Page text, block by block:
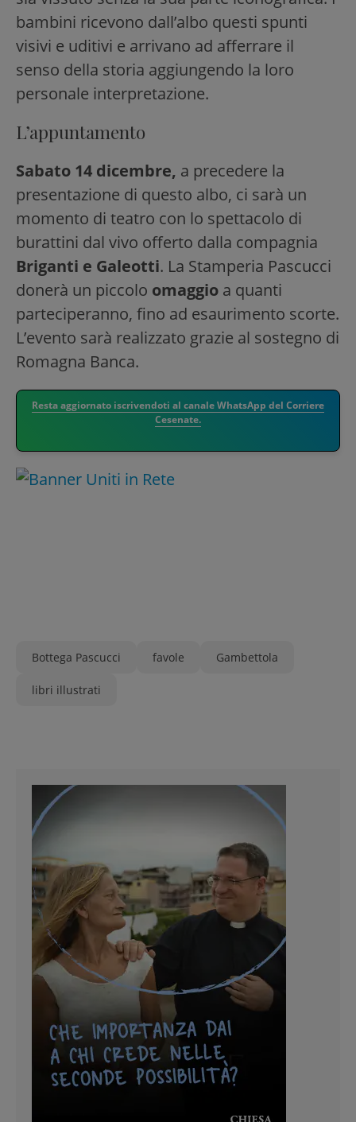
bambini ricevono dall’albo questi spunti
visivi e uditivi e arrivano ad afferrare il
senso della storia aggiungendo la loro
personale interpretazione.
L’appuntamento
Sabato 14 dicembre, a precedere la
presentazione di questo albo, ci sarà un
momento di teatro con lo spettacolo di
burattini dal vivo offerto dalla compagnia
Briganti e Galeotti. La Stamperia Pascucci
donerà un piccolo omaggio a quanti
parteciperanno, fino ad esaurimento scorte.
L’evento sarà realizzato grazie al sostegno di
Romagna Banca.
Resta aggiornato iscrivendoti al canale WhatsApp del Corriere
Cesenate.
Bottega Pascucci favole Gambettola
libri illustrati